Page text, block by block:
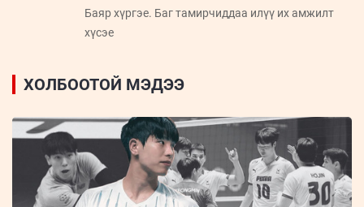
Баяр хүргэе. Баг тамирчиддаа илүү их амжилт
хүсэе
ХОЛБООТОЙ МЭДЭЭ